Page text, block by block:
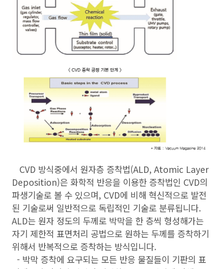
CVD 방식중에서 원자층 증착법(ALD, Atomic Layer
Deposition)은 화학적 반응을 이용한 증착법인 CVD의
파생기술로 볼 수 있으며, CVD에 비해 혁신적으로 발전
된 기술로써 일반적으로 독립적인 기술로 분류됩니다.
ALD는 원자 정도의 두께로 박막을 한 층씩 형성해가는
자기 제한적 표면처리 공법으로 원하는 두께를 증착하기
위해서 반복적으로 증착하는 방식입니다.
- 박막 증착에 요구되는 모든 반응 물질들이 기판의 표